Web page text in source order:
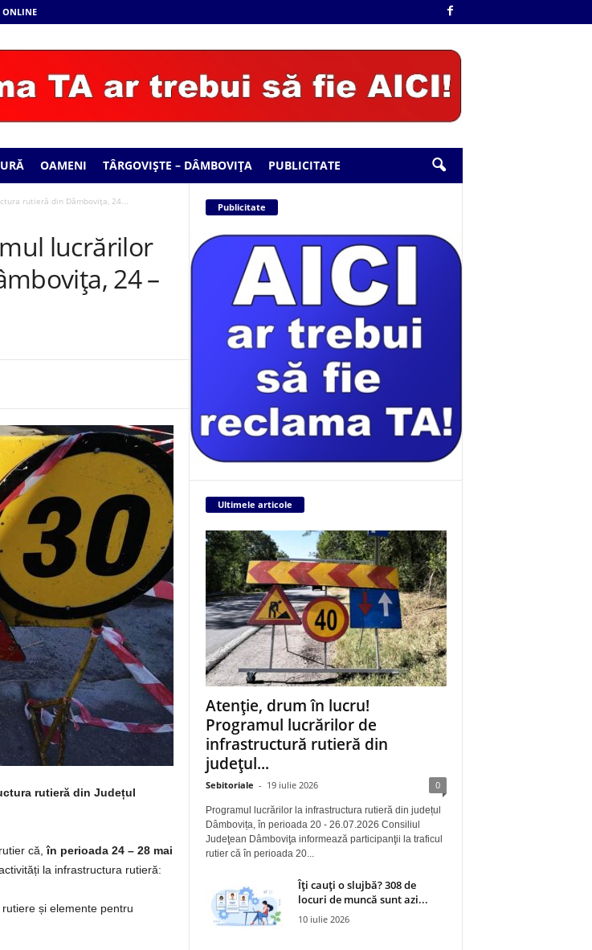
ONLINE
OAMENI TÂRGOVIȘTE – DÂMBOVIȚA PUBLICITATE
rutieră din Dâmbovița, 24...
lucrărilor
24 –
rutieră din Județul
că,în perioada 24 – 28 mai
la infrastructura rutieră:
și elemente pentru
Publicitate
Ultimele articole
Atenție, drum în lucru!
Programul lucrărilor de
infrastructură rutieră din
județul...
Sebitoriale - 19 iulie 2026 0
Programul lucrărilor la infrastructura rutieră din județul
Dâmbovița, în perioada 20 - 26.07.2026 Consiliul
Judeţean Dâmboviţa informează participanţii la traficul
rutier că în perioada 20...
Îți cauți o slujbă? 308 de
locuri de muncă sunt azi...
10 iulie 2026